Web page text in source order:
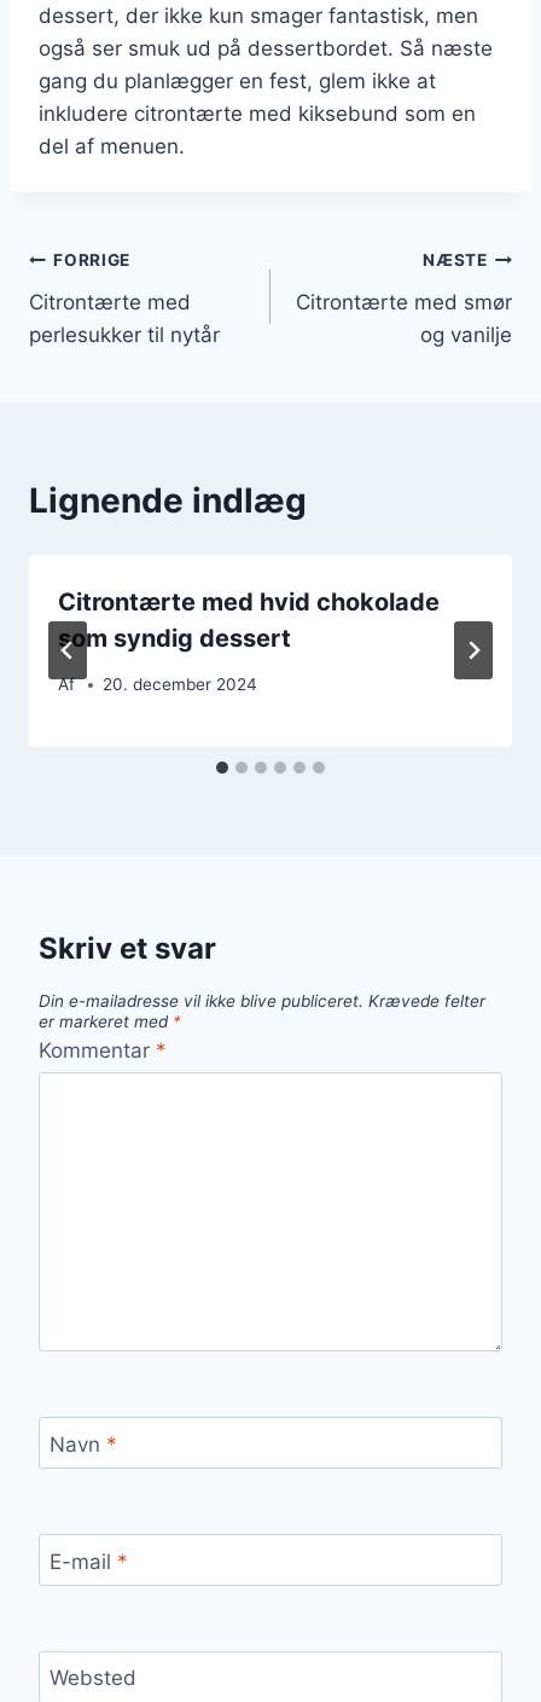
dessert, der ikke kun smager fantastisk, men
også ser smuk ud på dessertbordet. Så næste
gang du planlægger en fest, glem ikke at
inkludere citrontærte med kiksebund som en
del af menuen.
Indlægsnavigation
FORRIGE
Citrontærte med
perlesukker til nytår
NÆSTE
Citrontærte med smør
og vanilje
Lignende indlæg
Citrontærte med hvid chokolade
som syndig dessert
Af 20. december 2024
Skriv et svar
Din e-mailadresse vil ikke blive publiceret. Krævede felter
er markeret med *
Kommentar *
Navn *
E-mail *
Websted